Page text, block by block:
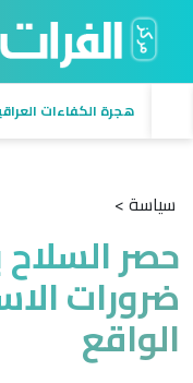
هجرة الكفاءات
سياسة >
حصر السلاح
ضرورات
الواقع